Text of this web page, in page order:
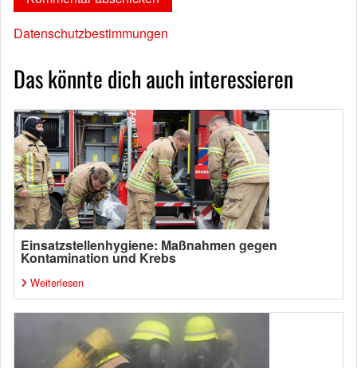
Datenschutzbestimmungen
Das könnte dich auch interessieren
Einsatzstellenhygiene: Maßnahmen gegen
Kontamination und Krebs
Weiterlesen